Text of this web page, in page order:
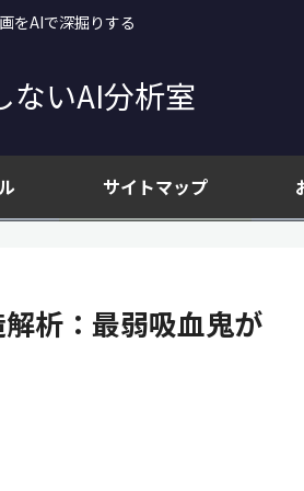
をAIで深掘りする
ないAI分析室
サイトマップ
析：最弱吸血鬼が